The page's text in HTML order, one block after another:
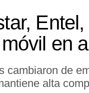
en
cambiaron de
alta